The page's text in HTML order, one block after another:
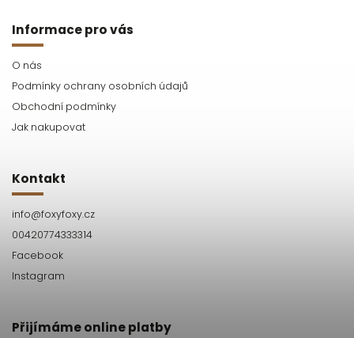
Informace pro vás
O nás
Podmínky ochrany osobních údajů
Obchodní podmínky
Jak nakupovat
Kontakt
info@foxyfoxy.cz
00420774333314
Facebook
Instagram
Přijímáme online platby